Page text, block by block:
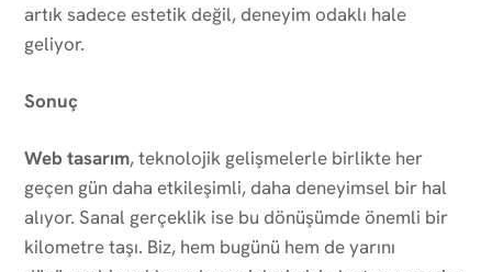
artık sadece estetik değil, deneyim odaklı hale
geliyor.
Sonuç
Web tasarım, teknolojik gelişmelerle birlikte her
geçen gün daha etkileşimli, daha deneyimsel bir hal
alıyor. Sanal gerçeklik ise bu dönüşümde önemli bir
kilometre taşı. Biz, hem bugünü hem de yarını